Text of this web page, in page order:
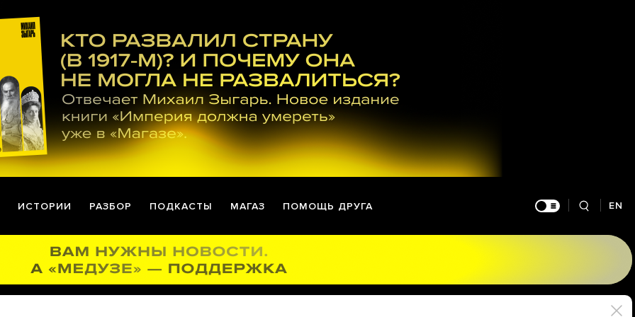
ИСТОРИИ РАЗБОР ПОДКАСТЫ МАГАЗ ПОМОЩЬ ДРУГА EN